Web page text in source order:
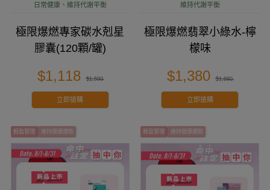
日常健康、維持代謝平衡
極限爆燃專家碳水剋星
膠囊(120顆/罐)
$1,118 $1,599
立即搶購
維持代謝平衡
極限爆燃翡翠小綠水-檸
檬味
$1,380 $1,880
立即搶購
輕盈管理 維持健康體態 輕盈管理 維持健康體態